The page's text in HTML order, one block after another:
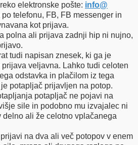
elektronske pošte: info​@
po telefonu, FB, FB messenger in
kot prijava.
polna ali prijava zadnji hip ni nujno,
tudi napisan znesek, ki ga je
veljavna. Lahko tudi celoten
odstavka in plačilom iz tega
potapljač prijavljen na potop.
potapljač ne pojavi na
sile in podobno mu izvajalec ni
ali že celotno vplačanega
na dva ali več potopov v enem